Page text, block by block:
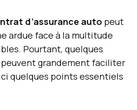
d’assurance auto peut
ardue face à la multitude
Pourtant, quelques
grandement faciliter
quelques points essentiels